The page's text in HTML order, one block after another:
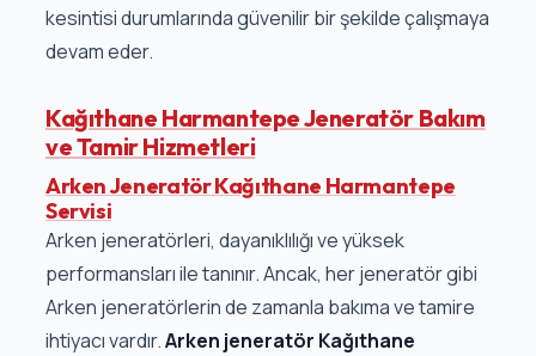
kesintisi durumlarında güvenilir bir şekilde çalışmaya
devam eder.
Kağıthane Harmantepe Jeneratör Bakım
ve Tamir Hizmetleri
Arken Jeneratör Kağıthane Harmantepe
Servisi
Arken jeneratörleri, dayanıklılığı ve yüksek
performansları ile tanınır. Ancak, her jeneratör gibi
Arken jeneratörlerin de zamanla bakıma ve tamire
ihtiyacı vardır.Arken jeneratör Kağıthane